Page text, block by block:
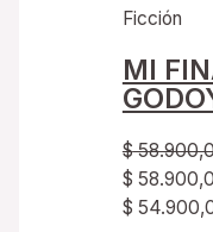
Ficción
MI
$
$
$